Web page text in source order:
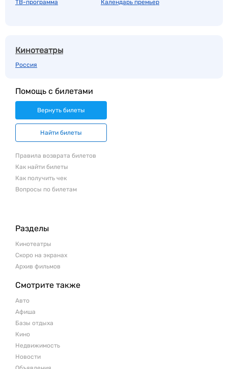
ТВ-программа
Календарь премьер
Кинотеатры
Россия
Помощь с билетами
Вернуть билеты
Найти билеты
Правила возврата билетов
Как найти билеты
Как получить чек
Вопросы по билетам
Разделы
Кинотеатры
Скоро на экранах
Архив фильмов
Смотрите также
Авто
Афиша
Базы отдыха
Кино
Недвижимость
Новости